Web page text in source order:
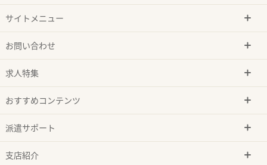
サイトメニュー
お問い合わせ
求人特集
おすすめコンテンツ
派遣サポート
支店紹介